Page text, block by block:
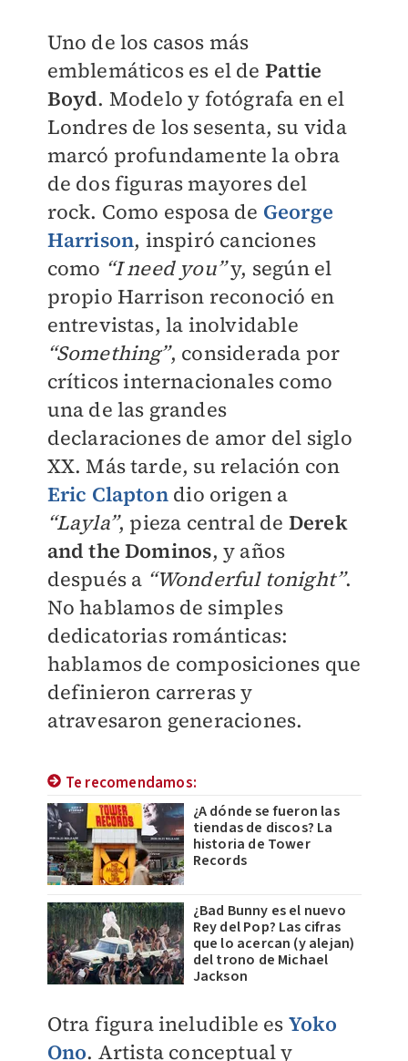
Uno de los casos más
emblemáticos es el de Pattie
Boyd. Modelo y fotógrafa en el
Londres de los sesenta, su vida
marcó profundamente la obra
de dos figuras mayores del
rock. Como esposa de George
Harrison, inspiró canciones
como “I need you”y, según el
propio Harrison reconoció en
entrevistas, la inolvidable
“Something”, considerada por
críticos internacionales como
una de las grandes
declaraciones de amor del siglo
XX. Más tarde, su relación con
Eric Claptondio origen a
“Layla”, pieza central de Derek
and the Dominos, y años
después a “Wonderful tonight”.
No hablamos de simples
dedicatorias románticas:
hablamos de composiciones que
definieron carreras y
atravesaron generaciones.
Te recomendamos:
¿A dónde se fueron las
tiendas de discos? La
historia de Tower
Records
¿Bad Bunny es el nuevo
Rey del Pop? Las cifras
que lo acercan (y alejan)
del trono de Michael
Jackson
Otra figura ineludible es Yoko
Ono. Artista conceptual y